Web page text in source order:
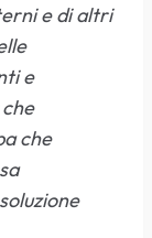
e di altri
e
che